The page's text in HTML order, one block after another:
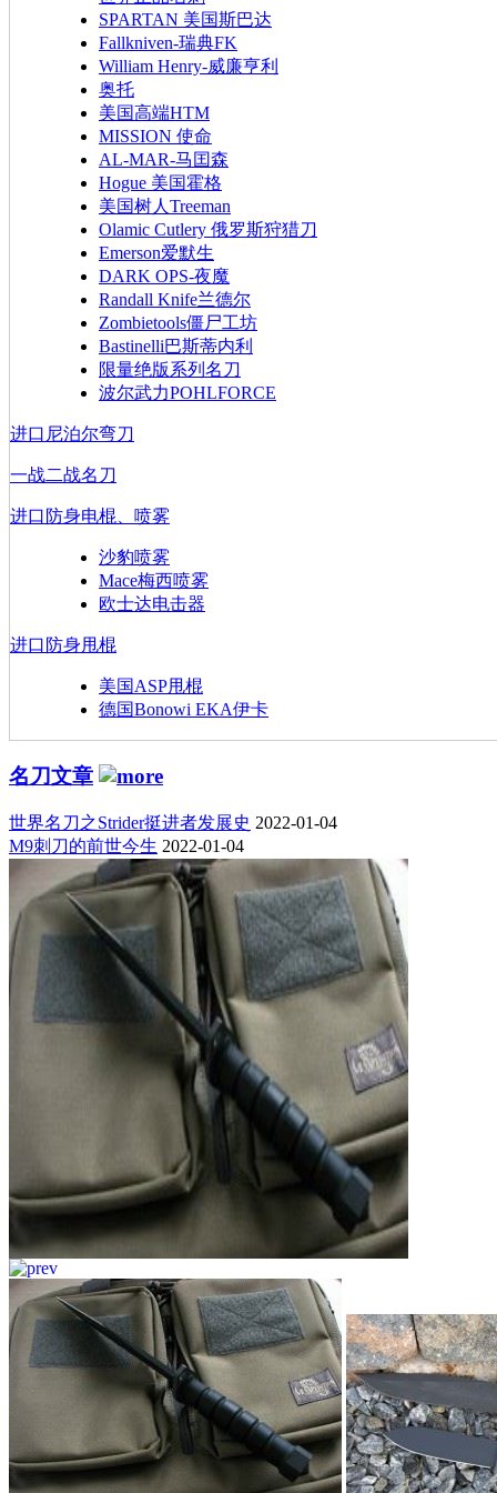
SPARTAN 美国斯巴达
Fallkniven-瑞典FK
William Henry-威廉亨利
奥托
美国高端HTM
MISSION 使命
AL-MAR-马囯森
Hogue 美国霍格
美国树人Treeman
Olamic Cutlery 俄罗斯狩猎刀
Emerson爱默生
DARK OPS-夜魔
Randall Knife兰德尔
Zombietools僵尸工坊
Bastinelli巴斯蒂内利
限量绝版系列名刀
波尔武力POHLFORCE
进口尼泊尔弯刀
一战二战名刀
进口防身电棍、喷雾
沙豹喷雾
Mace梅西喷雾
欧士达电击器
进口防身甩棍
美国ASP甩棍
德国Bonowi EKA伊卡
名刀文章
世界名刀之Strider挺进者发展史 2022-01-04
M9刺刀的前世今生 2022-01-04